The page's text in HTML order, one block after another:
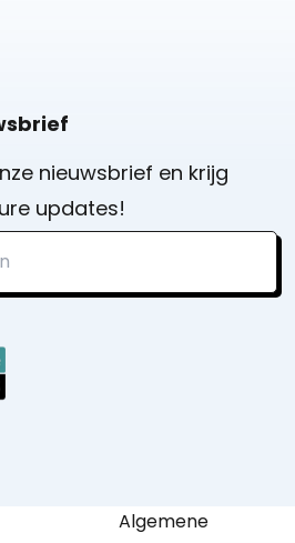
nieuwsbrief en krijg
updates!
Algemene